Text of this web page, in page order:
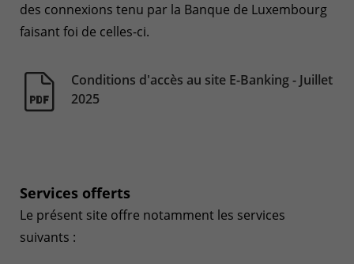
des connexions tenu par la Banque de Luxembourg
faisant foi de celles-ci.
Services offerts
Le présent site offre notamment les services
suivants :